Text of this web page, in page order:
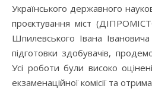
Українського державного
проєктування міст
Шпилевського Івана
підготовки здобувачів,
Усі роботи були високо
екзаменаційної комісії та